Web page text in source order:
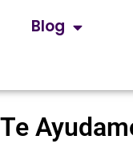
Blog
Te